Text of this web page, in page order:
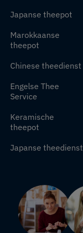
Japanse theepot
Marokkaanse
theepot
Chinese theedienst
Engelse Thee
Service
Keramische
theepot
Japanse theedienst